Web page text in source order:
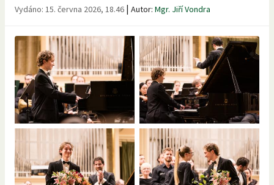
Vydáno: 15. června 2026, 18.46 | Autor: Mgr. Jiří Vondra